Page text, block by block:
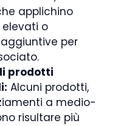
applichino
elevati o
per
prodotti
Alcuni prodotti,
a medio-
risultare più